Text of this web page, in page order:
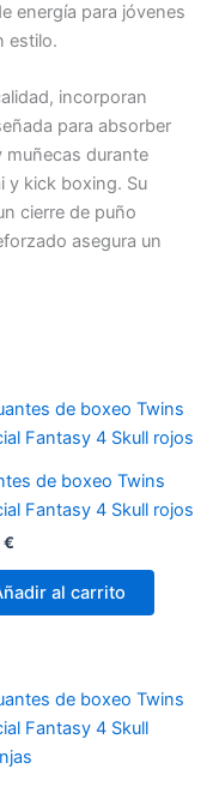
energía para jóvenes
estilo.
incorporan
para absorber
durante
y kick boxing. Su
cierre de puño
asegura un
de boxeo Twins
Fantasy 4 Skull rojos
€
al carrito